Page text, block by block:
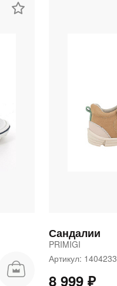
Сандалии
PRIMIGI
Артикул: 1404233
8 999 ₽